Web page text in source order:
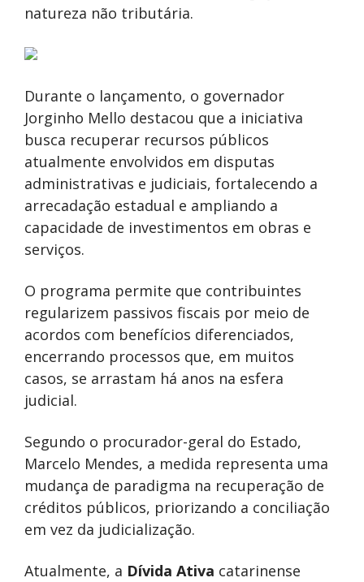
natureza não tributária.
Durante o lançamento, o governador
Jorginho Mello destacou que a iniciativa
busca recuperar recursos públicos
atualmente envolvidos em disputas
administrativas e judiciais, fortalecendo a
arrecadação estadual e ampliando a
capacidade de investimentos em obras e
serviços.
O programa permite que contribuintes
regularizem passivos fiscais por meio de
acordos com benefícios diferenciados,
encerrando processos que, em muitos
casos, se arrastam há anos na esfera
judicial.
Segundo o procurador-geral do Estado,
Marcelo Mendes, a medida representa uma
mudança de paradigma na recuperação de
créditos públicos, priorizando a conciliação
em vez da judicialização.
Atualmente, a Dívida Ativa catarinense